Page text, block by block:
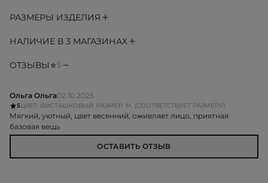
РАЗМЕРЫ ИЗДЕЛИЯ
НАЛИЧИЕ В 3 МАГАЗИНАХ
ОТЗЫВЫ 5
Ольга Ольга02.10.2025
5ЦВЕТ: ФИСТАШКОВЫЙ, РАЗМЕР: M, (СООТВЕТСТВУЕТ РАЗМЕРУ)
Мягкий, уютный, цвет весенний, оживляет лицо, приятная
базовая вещь
ОСТАВИТЬ ОТЗЫВ